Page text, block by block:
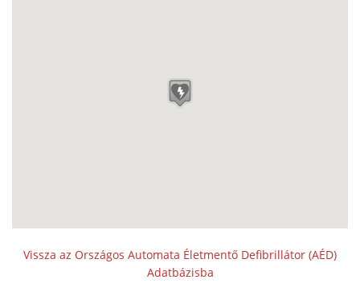
Vissza az Országos Automata Életmentő Defibrillátor (AÉD)
Adatbázisba